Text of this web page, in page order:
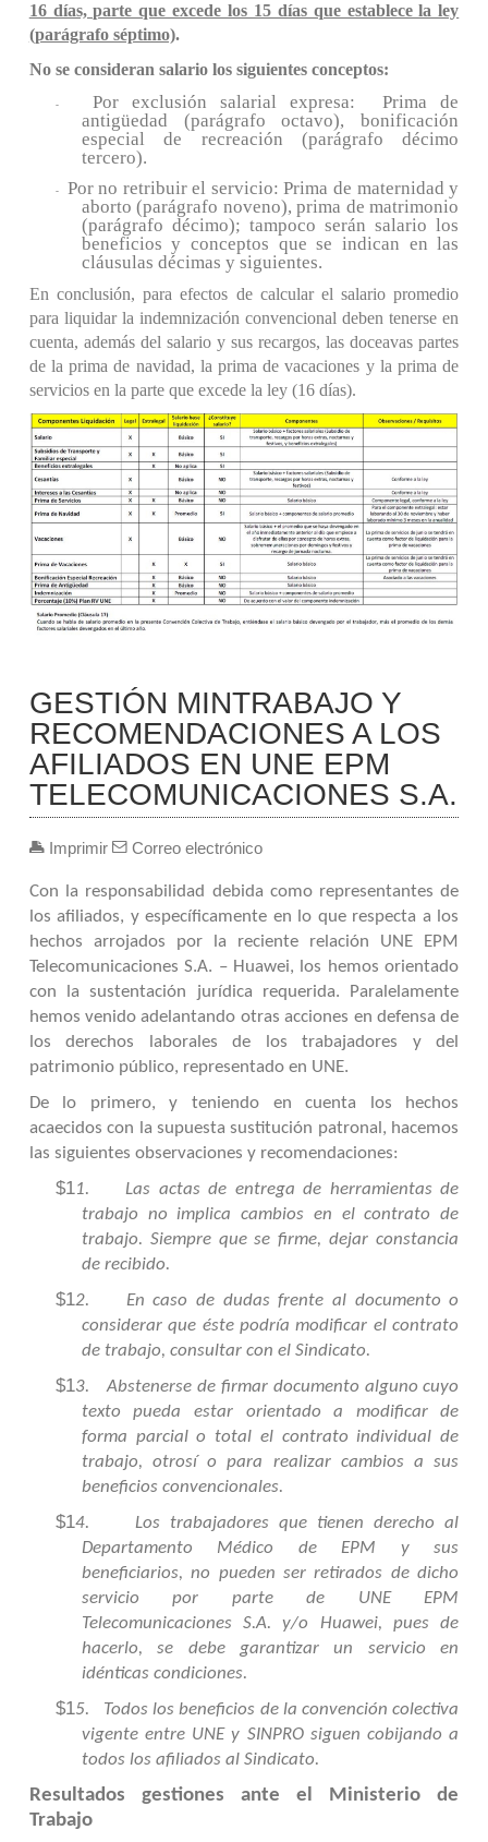
16 días, parte que excede los 15 días que establece la ley
(parágrafo séptimo).
No se consideran salario los siguientes conceptos:
-
Por exclusión salarial expresa: Prima de
antigüedad (parágrafo octavo), bonificación
especial de recreación (parágrafo décimo
tercero).
-
Por no retribuir el servicio: Prima de maternidad y
aborto (parágrafo noveno), prima de matrimonio
(parágrafo décimo); tampoco serán salario los
beneficios y conceptos que se indican en las
cláusulas décimas y siguientes.
En conclusión, para efectos de calcular el salario promedio
para liquidar la indemnización convencional deben tenerse en
cuenta, además del salario y sus recargos, las doceavas partes
de la prima de navidad, la prima de vacaciones y la prima de
servicios en la parte que excede la ley (16 días).
GESTIÓN MINTRABAJO Y
RECOMENDACIONES A LOS
AFILIADOS EN UNE EPM
TELECOMUNICACIONES S.A.
Imprimir Correo electrónico
Con la responsabilidad debida como representantes de
los afiliados, y específicamente en lo que respecta a los
hechos arrojados por la reciente relación UNE EPM
Telecomunicaciones S.A. – Huawei, los hemos orientado
con la sustentación jurídica requerida. Paralelamente
hemos venido adelantando otras acciones en defensa de
los derechos laborales de los trabajadores y del
patrimonio público, representado en UNE.
De lo primero, y teniendo en cuenta los hechos
acaecidos con la supuesta sustitución patronal, hacemos
las siguientes observaciones y recomendaciones:
$11.
Las actas de entrega de herramientas de
trabajo no implica cambios en el contrato de
trabajo. Siempre que se firme, dejar constancia
de recibido.
$12.
En caso de dudas frente al documento o
considerar que éste podría modificar el contrato
de trabajo, consultar con el Sindicato.
$13.
Abstenerse de firmar documento alguno cuyo
texto pueda estar orientado a modificar de
forma parcial o total el contrato individual de
trabajo, otrosí o para realizar cambios a sus
beneficios convencionales.
$14.
Los trabajadores que tienen derecho al
Departamento Médico de EPM y sus
beneficiarios, no pueden ser retirados de dicho
servicio por parte de UNE EPM
Telecomunicaciones S.A. y/o Huawei, pues de
hacerlo, se debe garantizar un servicio en
idénticas condiciones.
$15.
Todos los beneficios de la convención colectiva
vigente entre UNE y SINPRO siguen cobijando a
todos los afiliados al Sindicato.
Resultados gestiones ante el Ministerio de
Trabajo